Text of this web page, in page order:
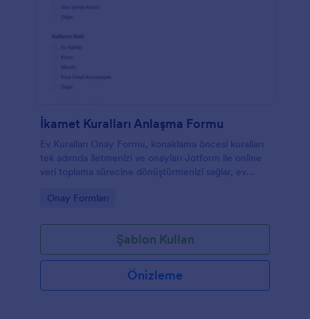
İkamet Kuralları Anlaşma Formu
Ev Kuralları Onay Formu, konaklama öncesi kuralları
tek adımda iletmenizi ve onayları Jotform ile online
veri toplama sürecine dönüştürmenizi sağlar, ev
Go to Category:
Onay Formları
Şablon Kullan
Önizleme